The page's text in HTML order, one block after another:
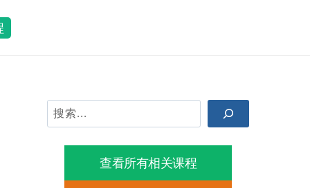
搜
索
查看所有相关课程